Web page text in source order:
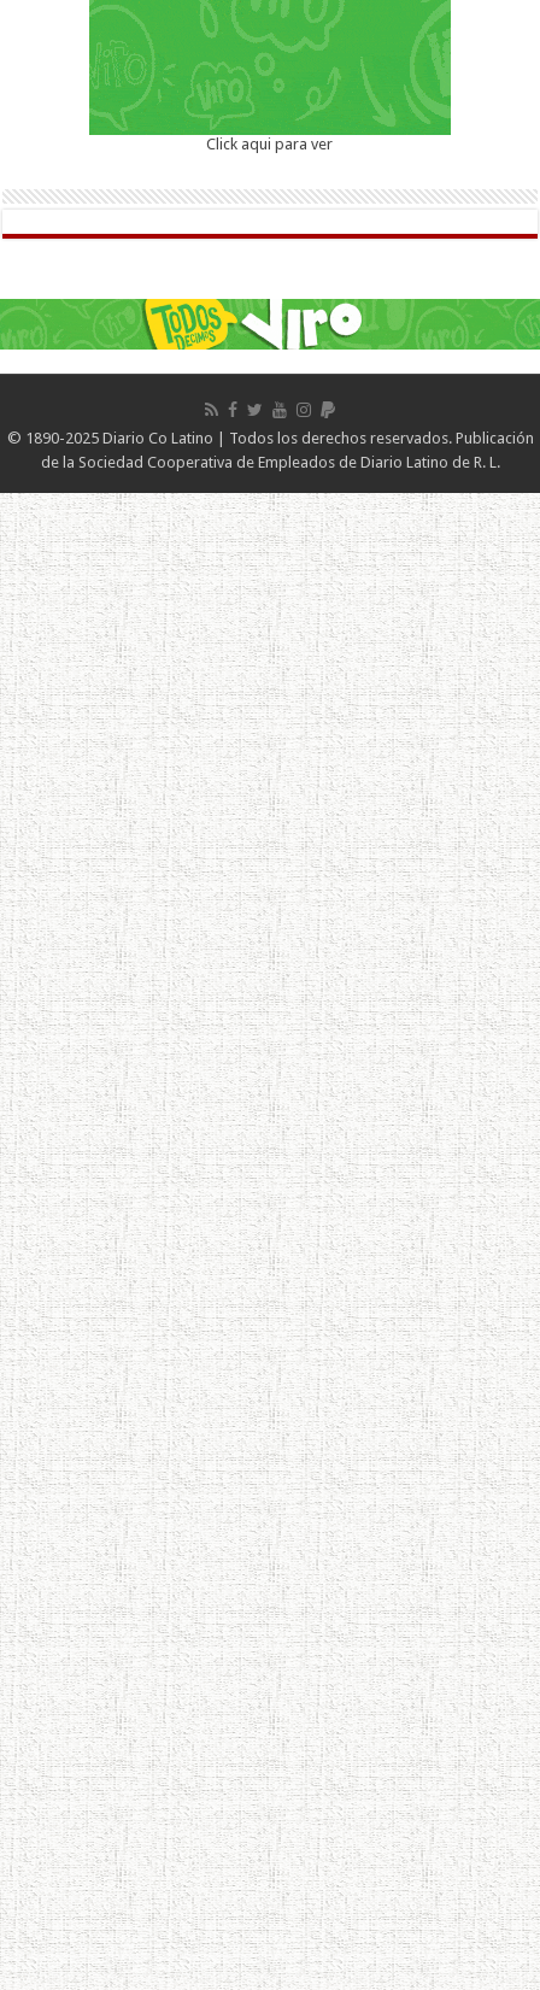
Click aqui para ver
© 1890-2025 Diario Co Latino | Todos los derechos reservados. Publicación
de la Sociedad Cooperativa de Empleados de Diario Latino de R. L.